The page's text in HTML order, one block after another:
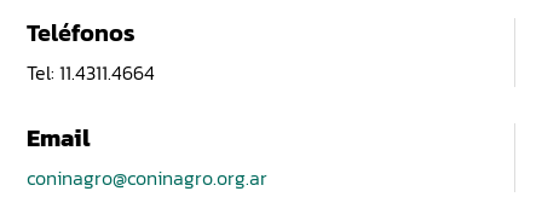
Teléfonos
Tel: 11.4311.4664
Email
coninagro@coninagro.org.ar